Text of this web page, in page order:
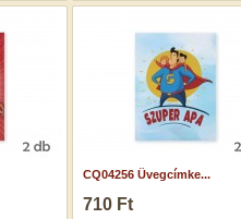
CQ04256 Üvegcímke...
710 Ft